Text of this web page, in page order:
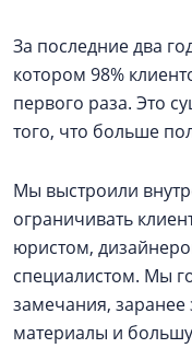
За последние два
котором 98%
первого раза. Это
того, что больше
Мы выстроили
ограничивать
юристом,
специалистом. Мы
замечания,
материалы и